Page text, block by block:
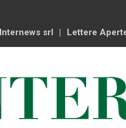
srl Lettere